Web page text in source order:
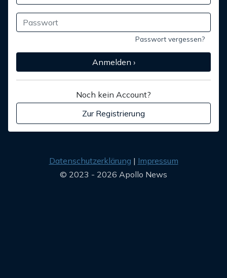
Passwort vergessen?
Anmelden ›
Noch kein Account?
Zur Registrierung
Datenschutzerklärung
Impressum
© 2023 - 2026 Apollo News